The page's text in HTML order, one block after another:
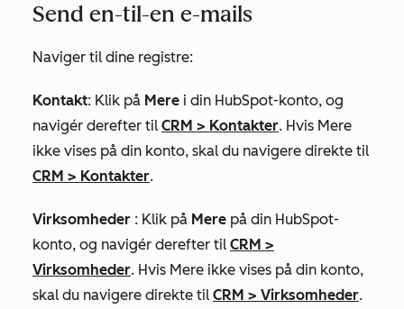
Send en-til-en e-mails
Naviger til dine registre:
Kontakt: Klik på Mere i din HubSpot-konto, og
navigér derefter til CRM > Kontakter. Hvis Mere
ikke vises på din konto, skal du navigere direkte til
CRM > Kontakter.
Virksomheder : Klik på Mere på din HubSpot-
konto, og navigér derefter til CRM >
Virksomheder. Hvis Mere ikke vises på din konto,
skal du navigere direkte til CRM > Virksomheder.